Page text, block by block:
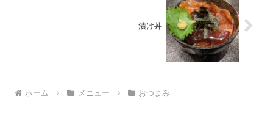
漬け丼
ホーム メニュー おつまみ